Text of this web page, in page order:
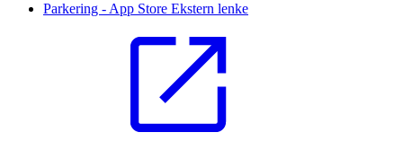
Parkering - App Store Ekstern lenke